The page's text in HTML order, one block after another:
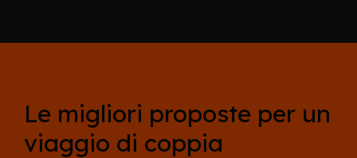
Le migliori proposte per un
viaggio di coppia